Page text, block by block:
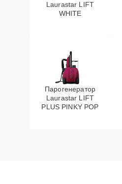
Laurastar LIFT
WHITE
Парогенератор
Laurastar LIFT
PLUS PINKY POP